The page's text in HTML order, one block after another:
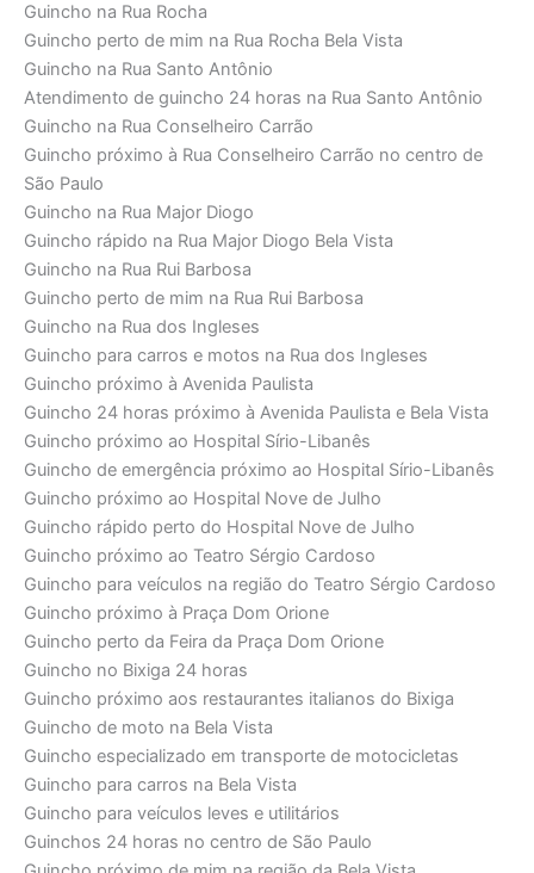
Guincho na Rua Rocha
Guincho perto de mim na Rua Rocha Bela Vista
Guincho na Rua Santo Antônio
Atendimento de guincho 24 horas na Rua Santo Antônio
Guincho na Rua Conselheiro Carrão
Guincho próximo à Rua Conselheiro Carrão no centro de
São Paulo
Guincho na Rua Major Diogo
Guincho rápido na Rua Major Diogo Bela Vista
Guincho na Rua Rui Barbosa
Guincho perto de mim na Rua Rui Barbosa
Guincho na Rua dos Ingleses
Guincho para carros e motos na Rua dos Ingleses
Guincho próximo à Avenida Paulista
Guincho 24 horas próximo à Avenida Paulista e Bela Vista
Guincho próximo ao Hospital Sírio-Libanês
Guincho de emergência próximo ao Hospital Sírio-Libanês
Guincho próximo ao Hospital Nove de Julho
Guincho rápido perto do Hospital Nove de Julho
Guincho próximo ao Teatro Sérgio Cardoso
Guincho para veículos na região do Teatro Sérgio Cardoso
Guincho próximo à Praça Dom Orione
Guincho perto da Feira da Praça Dom Orione
Guincho no Bixiga 24 horas
Guincho próximo aos restaurantes italianos do Bixiga
Guincho de moto na Bela Vista
Guincho especializado em transporte de motocicletas
Guincho para carros na Bela Vista
Guincho para veículos leves e utilitários
Guinchos 24 horas no centro de São Paulo